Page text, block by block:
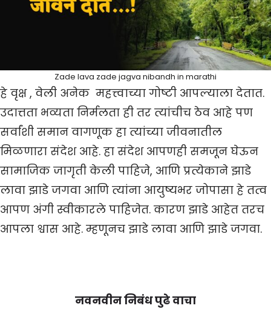
Zade lava zade jagva nibandh in marathi
हे वृक्ष , वेली अनेक महत्त्वाच्या गोष्टी आपल्याला देतात.
उदात्तता भव्यता निर्मलता ही तर त्यांचीच ठेव आहे पण
सर्वांशी समान वागणूक हा त्यांच्या जीवनातील
मिळणारा संदेश आहे. हा संदेश आपणही समजून घेऊन
सामाजिक जागृती केली पाहिजे, आणि प्रत्येकाने झाडे
लावा झाडे जगवा आणि त्यांना आयुष्यभर जोपासा हे तत्व
आपण अंगी स्वीकारले पाहिजेत. कारण झाडे आहेत तरच
आपला श्वास आहे. म्हणूनच झाडे लावा आणि झाडे जगवा.
नवनवीन निबंध पुढे वाचा